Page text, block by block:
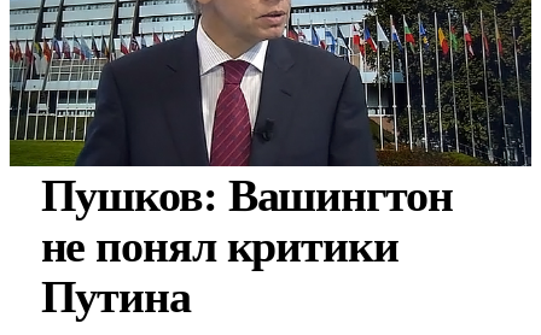
Пушков: Вашингтон
не понял критики
Путина